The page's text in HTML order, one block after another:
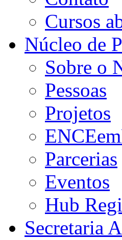
Cursos
Núcleo de
Sobre o
Pessoas
Projetos
Parcerias
Eventos
Hub
Secretaria